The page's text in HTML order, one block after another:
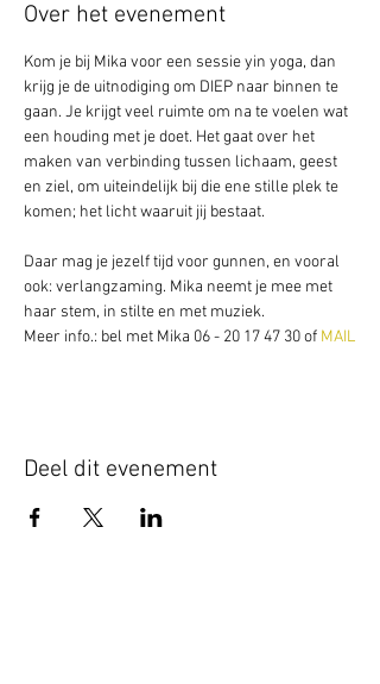
Over het evenement
Kom je bij Mika voor een sessie yin yoga, dan
krijg je de uitnodiging om DIEP naar binnen te
gaan. Je krijgt veel ruimte om na te voelen wat
een houding met je doet. Het gaat over het
maken van verbinding tussen lichaam, geest
en ziel, om uiteindelijk bij die ene stille plek te
komen; het licht waaruit jij bestaat.
Daar mag je jezelf tijd voor gunnen, en vooral
ook: verlangzaming. Mika neemt je mee met
haar stem, in stilte en met muziek.
Meer info.: bel met Mika 06 - 20 17 47 30 of MAIL
Deel dit evenement